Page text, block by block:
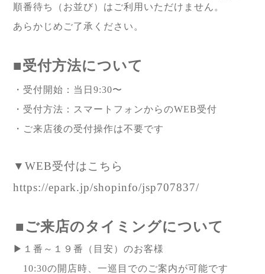
順番待ち（お並び）はご利用いただけません。
あらかじめご了承ください。
■受付方法について
・受付開始：当日9:30〜
・受付方法：スマートフォンからのWEB受付
・ご来店後の受付操作は不要です
▼WEB受付はこちら
https://epark.jp/shopinfo/jsp707837/
■ご来店のタイミングについて
▶︎１番～１９番（目安）のお客様
10:30の開店時、一巡目でのご案内が可能です